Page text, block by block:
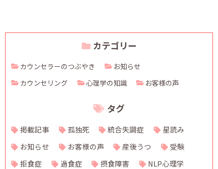
カテゴリー
カウンセラーのつぶやき
お知らせ
カウンセリング
心理学の知識 お客様の声
タグ
掲載記事 孤独死 統合失調症
星読み
お知らせ
お客様の声 産後うつ
受験
拒食症
過食症 摂食障害
NLP心理学